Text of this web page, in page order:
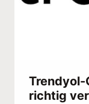
Trendyol-
richtig